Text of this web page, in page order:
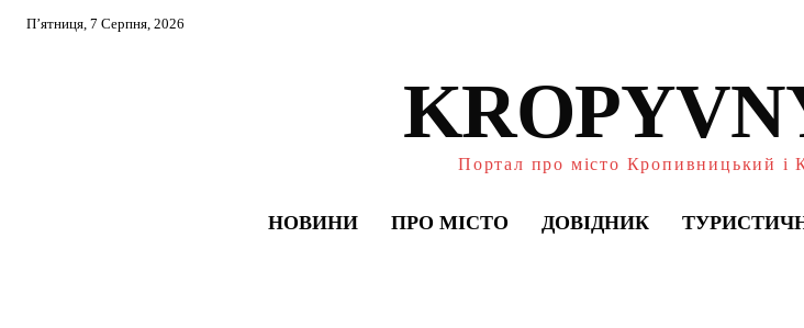
П’ятниця, 7 Серпня, 2026
Портал про місто Кропивницький і
НОВИНИ ПРО МІСТО ДОВІДНИК